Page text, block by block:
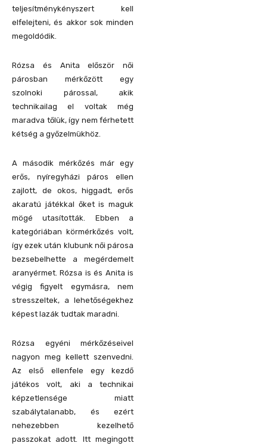
teljesítménykényszert kell
elfelejteni, és akkor sok minden
megoldódik.
Rózsa és Anita először női
párosban mérkőzött egy
szolnoki párossal, akik
technikailag el voltak még
maradva tőlük, így nem férhetett
kétség a győzelmükhöz.
A második mérkőzés már egy
erős, nyíregyházi páros ellen
zajlott, de okos, higgadt, erős
akaratú játékkal őket is maguk
mögé utasították. Ebben a
kategóriában körmérkőzés volt,
így ezek után klubunk női párosa
bezsebelhette a megérdemelt
aranyérmet. Rózsa is és Anita is
végig figyelt egymásra, nem
stresszeltek, a lehetőségekhez
képest lazák tudtak maradni.
Rózsa egyéni mérkőzéseivel
nagyon meg kellett szenvedni.
Az első ellenfele egy kezdő
játékos volt, aki a technikai
képzetlensége miatt
szabálytalanabb, és ezért
nehezebben kezelhető
passzokat adott. Itt megingott